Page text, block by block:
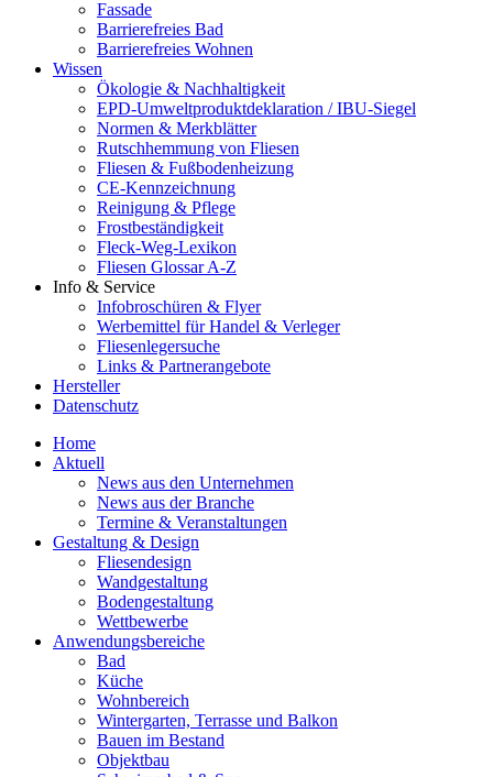
Fassade
Barrierefreies Bad
Barrierefreies Wohnen
Wissen
Ökologie & Nachhaltigkeit
EPD-Umweltproduktdeklaration / IBU-Siegel
Normen & Merkblätter
Rutschhemmung von Fliesen
Fliesen & Fußbodenheizung
CE-Kennzeichnung
Reinigung & Pflege
Frostbeständigkeit
Fleck-Weg-Lexikon
Fliesen Glossar A-Z
Info & Service
Infobroschüren & Flyer
Werbemittel für Handel & Verleger
Fliesenlegersuche
Links & Partnerangebote
Hersteller
Datenschutz
Home
Aktuell
News aus den Unternehmen
News aus der Branche
Termine & Veranstaltungen
Gestaltung & Design
Fliesendesign
Wandgestaltung
Bodengestaltung
Wettbewerbe
Anwendungsbereiche
Bad
Küche
Wohnbereich
Wintergarten, Terrasse und Balkon
Bauen im Bestand
Objektbau